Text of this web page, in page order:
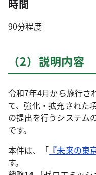
時間
90分程度
（2）説明内容
令和7年4月から施行さ
て、強化・拡充された
の提出を行うシステム
です。
本件は、「 『未来の東
す。